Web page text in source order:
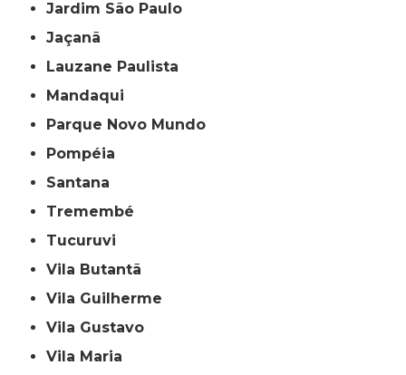
Jardim São Paulo
Jaçanã
Lauzane Paulista
Mandaqui
Parque Novo Mundo
Pompéia
Santana
Tremembé
Tucuruvi
Vila Butantã
Vila Guilherme
Vila Gustavo
Vila Maria